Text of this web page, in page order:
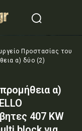
Προστασίας του
α) δύο (2)
α)
407 KW